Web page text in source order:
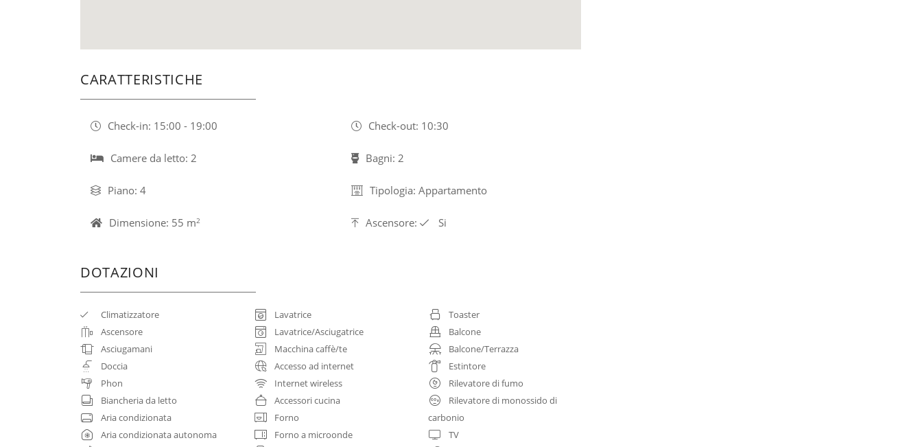
CARATTERISTICHE
Check-in: 15:00 - 19:00
Camere da letto: 2
Piano: 4
Dimensione: 55 m2
Check-out: 10:30
Bagni: 2
Tipologia: Appartamento
Ascensore: Si
DOTAZIONI
Climatizzatore
Ascensore
Asciugamani
Doccia
Phon
Biancheria da letto
Aria condizionata
Aria condizionata autonoma
Lavatrice
Lavatrice/Asciugatrice
Macchina caffè/te
Accesso ad internet
Internet wireless
Accessori cucina
Forno
Forno a microonde
Toaster
Balcone
Balcone/Terrazza
Estintore
Rilevatore di fumo
Rilevatore di monossido di
carbonio
TV